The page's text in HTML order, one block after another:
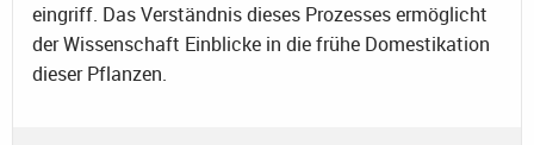
eingriff. Das Verständnis dieses Prozesses ermöglicht
der Wissenschaft Einblicke in die frühe Domestikation
dieser Pflanzen.